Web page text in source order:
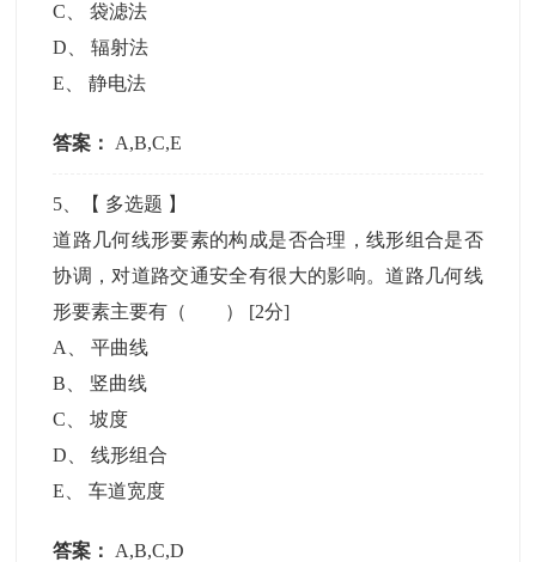
C 、袋滤法
D 、辐射法
E 、静电法
答案： A,B,C,E
5 、【 多选题 】
道路几何线形要素的构成是否合理，线形组合是否
协调，对道路交通安全有很大的影响。道路几何线
形要素主要有（ ） [2分]
A
、平曲线
B
竖曲线
C 、坡度
D 、线形组合
E 、车道宽度
答案： A,B,C,D